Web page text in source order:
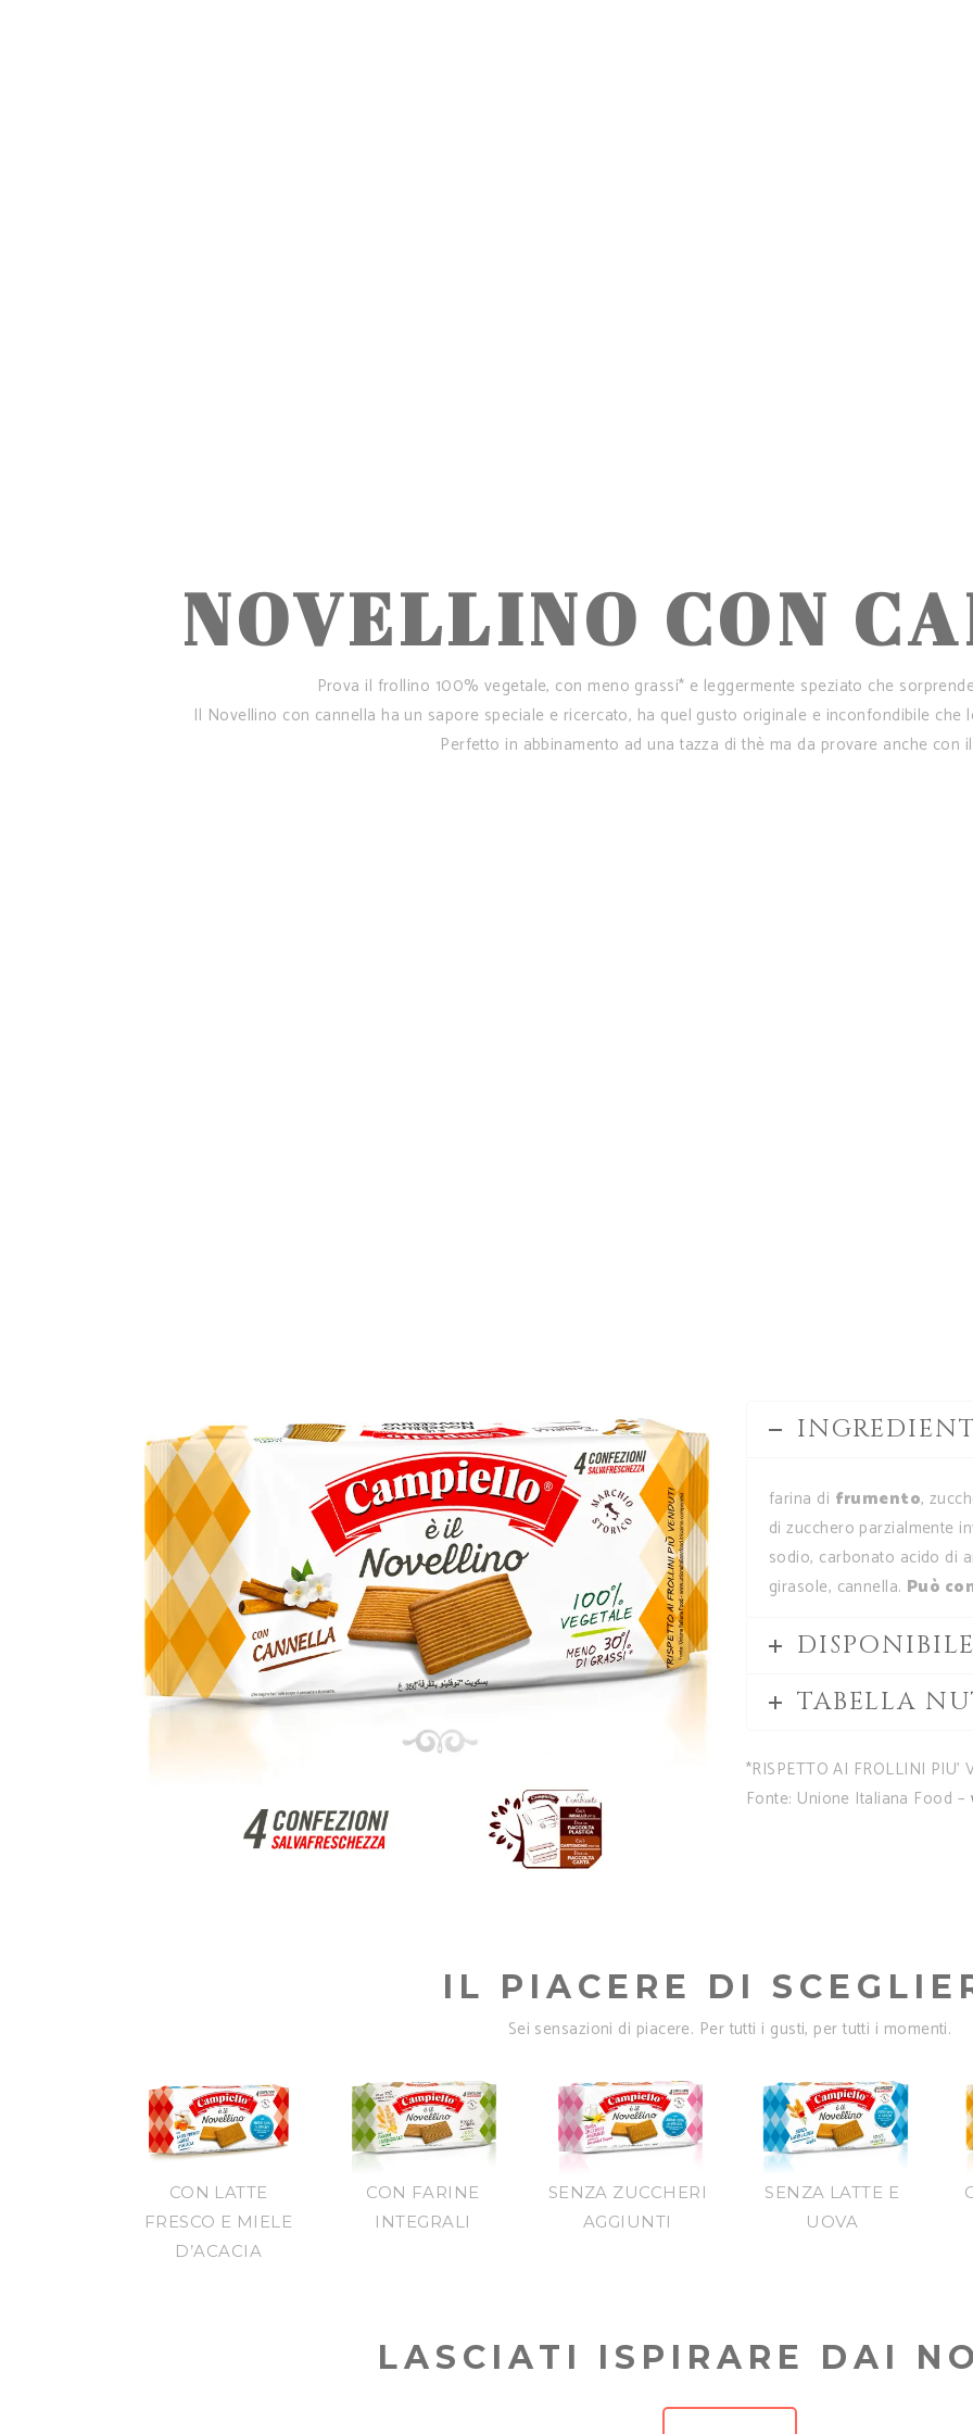
NOVELLINO CON
Prova il frollino 100% vegetale, con meno grassi* e leggermente speziato che
Il Novellino con cannella ha un sapore speciale e ricercato, ha quel gusto originale e inconfondibile
Perfetto in abbinamento ad una tazza di thè ma da provare anche con
farina di frumento,
di zucchero parzialmente
sodio, carbonato acido di
girasole, cannella. Può
TABELLA
*RISPETTO AI FROLLINI
Fonte: Unione Italiana Food –
IL PIACERE DI
Sei sensazioni di piacere. Per tutti i gusti, per tutti i momenti.
CON LATTE
FRESCO E MIELE
D’ACACIA
CON FARINE
INTEGRALI
SENZA ZUCCHERI
AGGIUNTI
SENZA LATTE E
UOVA
LASCIATI ISPIRARE DAI